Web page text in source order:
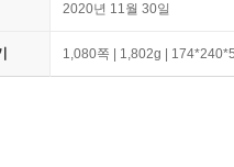
2020년 11월 30일
1,080쪽 | 1,802g |